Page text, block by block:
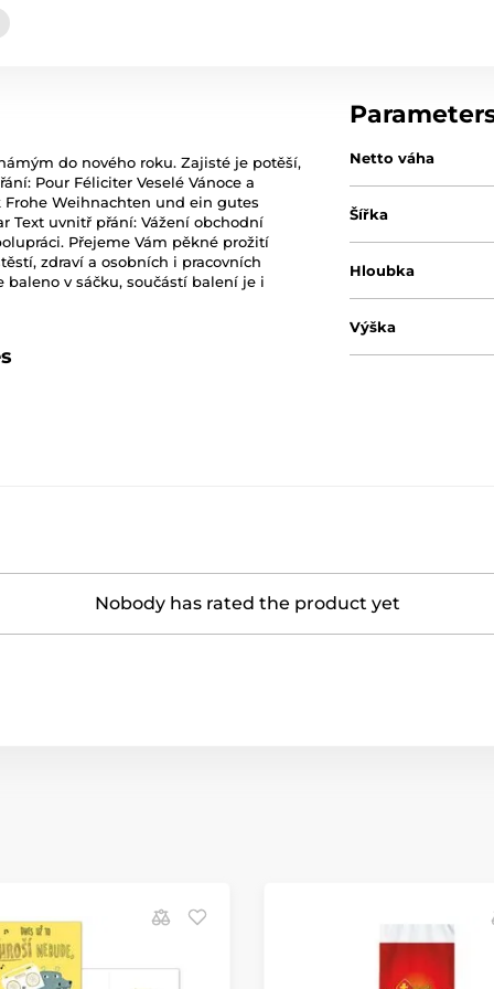
do nového roku. Zajisté je potěší,
Pour Féliciter Veselé Vánoce a
Frohe Weihnachten und ein gutes
Text uvnitř přání: Vážení obchodní
Přejeme Vám pěkné prožití
zdraví a osobních i pracovních
v sáčku, součástí balení je i
Netto váha
Šířka
Hloubka
Výška
Nobody has rated the product yet